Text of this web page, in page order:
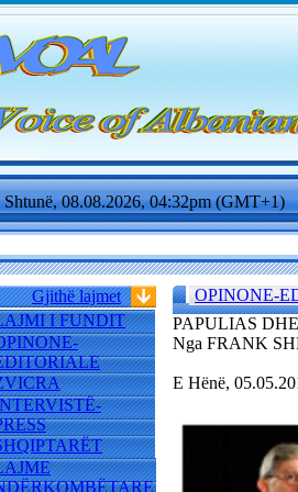
Shtunë, 08.08.2026, 04:32pm (GMT+1)
Gjithë lajmet
I FUNDIT
OPINONE-
PAPULIAS
Nga FRANK
E Hënë,